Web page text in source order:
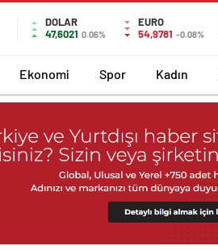
DOLAR
47,6021 0.06%
EURO
54,9781 -0.08%
Ekonomi Spor Kadın